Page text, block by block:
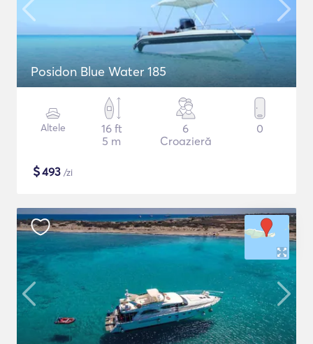
Posidon Blue Water 185
Altele
16 ft
5 m
6
Croazieră
0
$493 /zi